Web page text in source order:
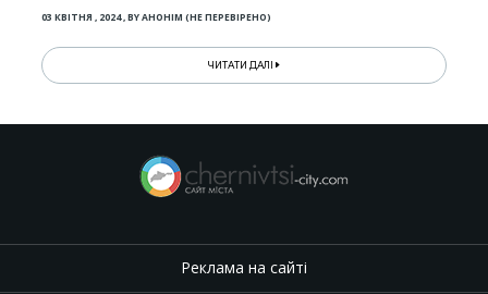
03 КВІТНЯ , 2024,BYАНОНІМ (НЕ ПЕРЕВІРЕНО)
ЧИТАТИ ДАЛІ
Реклама на сайті